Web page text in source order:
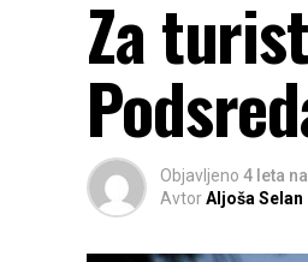
Za
Objavljeno 4 leta
AvtorAljoša Selan